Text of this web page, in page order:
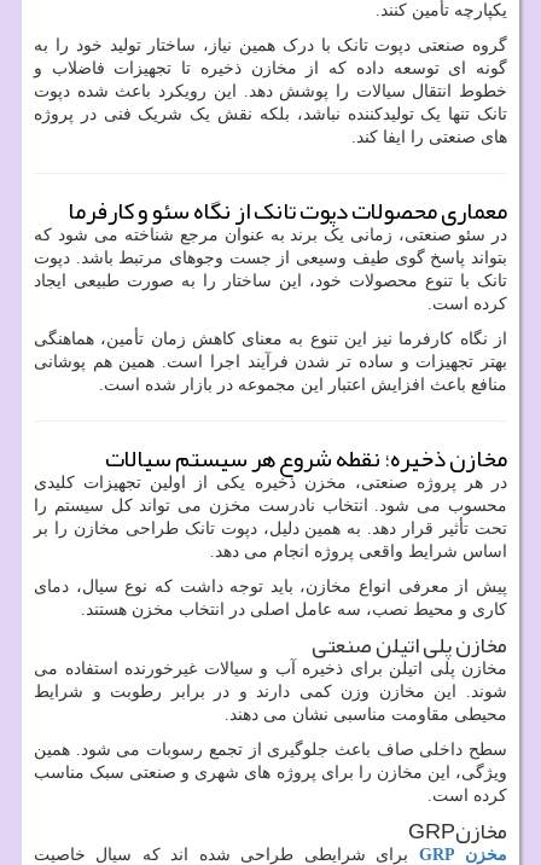
یکپارچه تأمین کنند.
گروه صنعتی دپوت تانک با درک همین نیاز، ساختار تولید خود را به
گونه ای توسعه داده که از مخازن ذخیره تا تجهیزات فاضلاب و
خطوط انتقال سیالات را پوشش دهد. این رویکرد باعث شده دپوت
تانک تنها یک تولیدکننده نباشد، بلکه نقش یک شریک فنی در پروژه
های صنعتی را ایفا کند.
معماری محصولات دپوت تانک از نگاه سئو و کارفرما
در سئو صنعتی، زمانی یک برند به عنوان مرجع شناخته می شود که
بتواند پاسخ گوی طیف وسیعی از جست وجوهای مرتبط باشد. دپوت
تانک با تنوع محصولات خود، این ساختار را به صورت طبیعی ایجاد
کرده است.
از نگاه کارفرما نیز این تنوع به معنای کاهش زمان تأمین، هماهنگی
بهتر تجهیزات و ساده تر شدن فرآیند اجرا است. همین هم پوشانی
منافع باعث افزایش اعتبار این مجموعه در بازار شده است.
مخازن ذخیره؛ نقطه شروع هر سیستم سیالات
در هر پروژه صنعتی، مخزن ذخیره یکی از اولین تجهیزات کلیدی
محسوب می شود. انتخاب نادرست مخزن می تواند کل سیستم را
تحت تأثیر قرار دهد. به همین دلیل، دپوت تانک طراحی مخازن را بر
اساس شرایط واقعی پروژه انجام می دهد.
پیش از معرفی انواع مخازن، باید توجه داشت که نوع سیال، دمای
کاری و محیط نصب، سه عامل اصلی در انتخاب مخزن هستند.
مخازن پلی اتیلن صنعتی
مخازن پلی اتیلن برای ذخیره آب و سیالات غیرخورنده استفاده می
شوند. این مخازن وزن کمی دارند و در برابر رطوبت و شرایط
محیطی مقاومت مناسبی نشان می دهند.
سطح داخلی صاف باعث جلوگیری از تجمع رسوبات می شود. همین
ویژگی، این مخازن را برای پروژه های شهری و صنعتی سبک مناسب
کرده است.
مخازنGRP
مخزن GRP برای شرایطی طراحی شده اند که سیال خاصیت